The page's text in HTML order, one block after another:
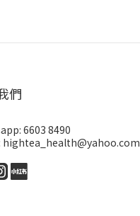
們
6603 8490
hightea_health@yahoo.com